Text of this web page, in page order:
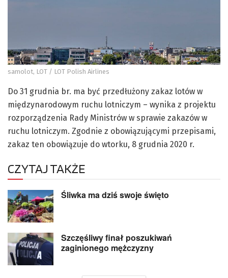
samolot, LOT / LOT Polish Airlines
Do 31 grudnia br. ma być przedłużony zakaz lotów w
międzynarodowym ruchu lotniczym – wynika z projektu
rozporządzenia Rady Ministrów w sprawie zakazów w
ruchu lotniczym. Zgodnie z obowiązującymi przepisami,
zakaz ten obowiązuje do wtorku, 8 grudnia 2020 r.
CZYTAJ TAKŻE
Śliwka ma dziś swoje święto
Szczęśliwy finał poszukiwań
zaginionego mężczyzny